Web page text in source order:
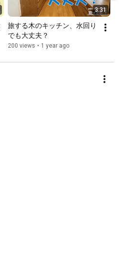
3:31
旅する木のキッチン、水回り
でも大丈夫？
200 views • 1 year ago